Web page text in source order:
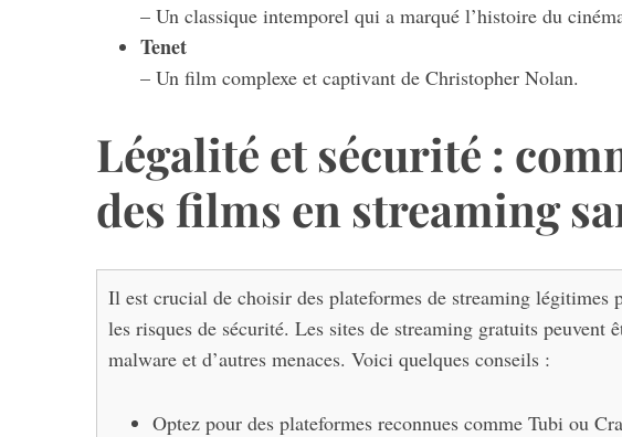
– Un classique intemporel qui a marqué l’histoire du
Tenet
– Un film complexe et captivant de Christopher Nolan.
Légalité et sécurité :
des films en streaming
Il est crucial de choisir des plateformes de streaming légitimes
les risques de sécurité. Les sites de streaming gratuits peuvent
malware et d’autres menaces. Voici quelques conseils :
Optez pour des plateformes reconnues comme Tubi ou